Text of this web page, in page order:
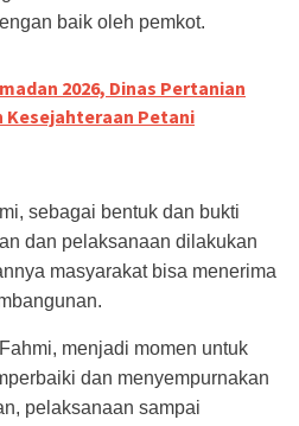
baik oleh pemkot.
2026, Dinas Pertanian
Kesejahteraan Petani
sebagai bentuk dan bukti
dan pelaksanaan dilakukan
masyarakat bisa menerima
menjadi momen untuk
dan menyempurnakan
pelaksanaan sampai